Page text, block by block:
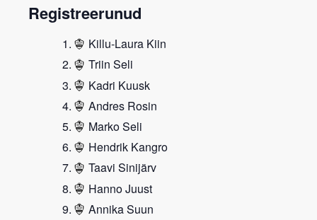
Registreerunud
Killu-Laura Kiin
Triin Seli
Kadri Kuusk
Andres Rosin
Marko Seli
Hendrik Kangro
Taavi Sinijärv
Hanno Juust
Annika Suun